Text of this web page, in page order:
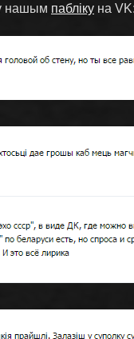
нашым пабліку на